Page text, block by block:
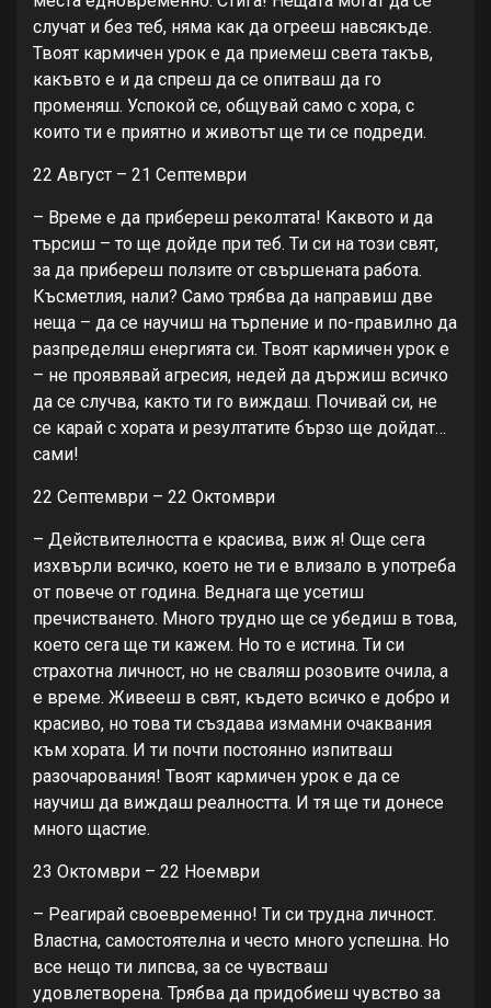
случат и без теб, няма как да огрееш навсякъде.
Твоят кармичен урок е да приемеш света такъв,
какъвто е и да спреш да се опитваш да го
променяш. Успокой се, общувай само с хора, с
които ти е приятно и животът ще ти се подреди.
22 Август – 21 Септември
– Време е да прибереш реколтата! Каквото и да
търсиш – то ще дойде при теб. Ти си на този свят,
за да прибереш ползите от свършената работа.
Късметлия, нали? Само трябва да направиш две
неща – да се научиш на търпение и по-правилно да
разпределяш енергията си. Твоят кармичен урок е
– не проявявай агресия, недей да държиш всичко
да се случва, както ти го виждаш. Почивай си, не
се карай с хората и резултатите бързо ще дойдат…
сами!
22 Септември – 22 Октомври
– Действителността е красива, виж я! Още сега
изхвърли всичко, което не ти е влизало в употреба
от повече от година. Веднага ще усетиш
пречистването. Много трудно ще се убедиш в това,
което сега ще ти кажем. Но то е истина. Ти си
страхотна личност, но не сваляш розовите очила, а
е време. Живееш в свят, където всичко е добро и
красиво, но това ти създава измамни очаквания
към хората. И ти почти постоянно изпитваш
разочарования! Твоят кармичен урок е да се
научиш да виждаш реалността. И тя ще ти донесе
много щастие.
23 Октомври – 22 Ноември
– Реагирай своевременно! Ти си трудна личност.
Властна, самостоятелна и често много успешна. Но
все нещо ти липсва, за се чувстваш
удовлетворена. Трябва да придобиеш чувство за